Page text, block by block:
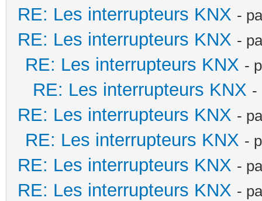
RE: Les interrupteurs KNX -
RE: Les interrupteurs KNX -
RE: Les interrupteurs KNX -
RE: Les interrupteurs KNX -
RE: Les interrupteurs KNX -
RE: Les interrupteurs KNX -
RE: Les interrupteurs KNX -
RE: Les interrupteurs KNX -